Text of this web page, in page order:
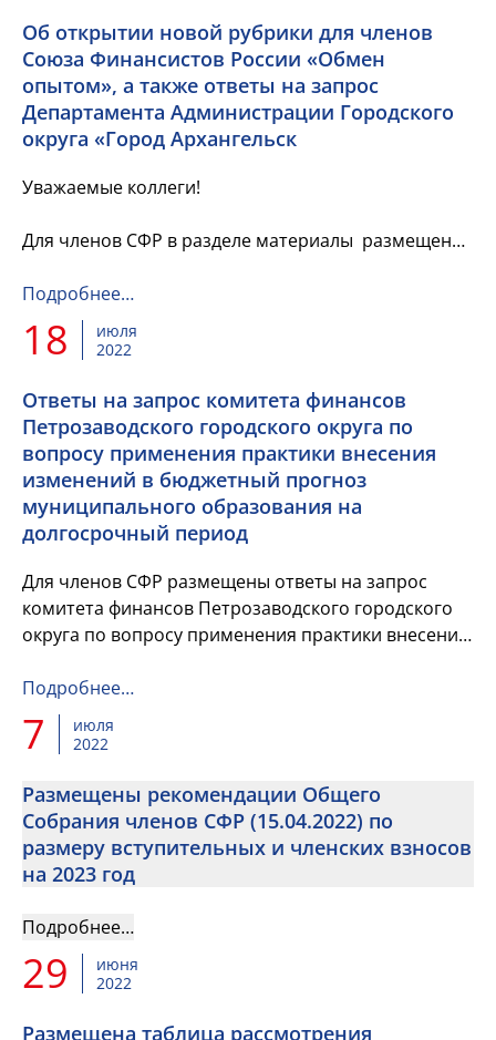
Об открытии новой рубрики для членов
Союза Финансистов России «Обмен
опытом», а также ответы на запрос
Департамента Администрации Городского
округа «Город Архангельск
Уважаемые коллеги!
Для членов СФР в разделе материалы размещена
членов Союза Финансистов России «Обмен
опытом», а также ответы на запрос
Департамента...
Подробнее…
18
июля
2022
Ответы на запрос комитета финансов
Петрозаводского городского округа по
вопросу применения практики внесения
изменений в бюджетный прогноз
муниципального образования на
долгосрочный период
Для членов СФР размещены ответы на запрос
комитета финансов Петрозаводского городского
округа по вопросу применения практики внесения
образования на долгос...
Подробнее…
7
июля
2022
Размещены рекомендации Общего
Собрания членов СФР (15.04.2022) по
размеру вступительных и членских взносов
на 2023 год
Подробнее…
29
июня
2022
Размещена таблица рассмотрения